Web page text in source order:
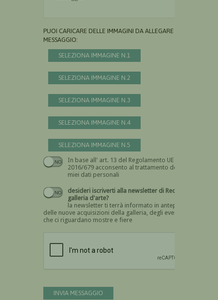
PUOI CARICARE DELLE IMMAGINI DA ALLEGARE AL
MESSAGGIO:
SELEZIONA IMMAGINE N.1
SELEZIONA IMMAGINE N.2
SELEZIONA IMMAGINE N.3
SELEZIONA IMMAGINE N.4
SELEZIONA IMMAGINE N.5
In base all' art. 13 del Regolamento UE n.
2016/679 acconsento al trattamento dei
miei dati personali
Devi dare il consenso
desideri iscriverti alla newsletter di Recta
galleria d'arte?
la newsletter ti terrà informato in anteprima
delle nuove acquisizioni della galleria, degli eventi
che ci riguardano mostre e fiere
INVIA MESSAGGIO